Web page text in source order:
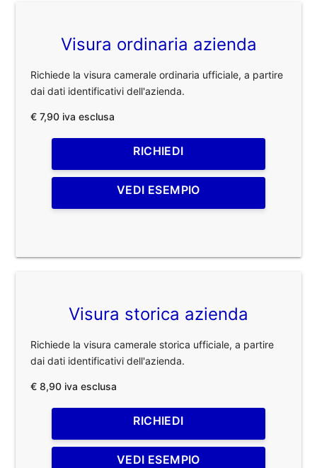
Visura ordinaria azienda
Richiede la visura camerale ordinaria ufficiale, a partire
dai dati identificativi dell'azienda.
€ 7,90 iva esclusa
RICHIEDI
VEDI ESEMPIO
Visura storica azienda
Richiede la visura camerale storica ufficiale, a partire
dai dati identificativi dell'azienda.
€ 8,90 iva esclusa
RICHIEDI
VEDI ESEMPIO